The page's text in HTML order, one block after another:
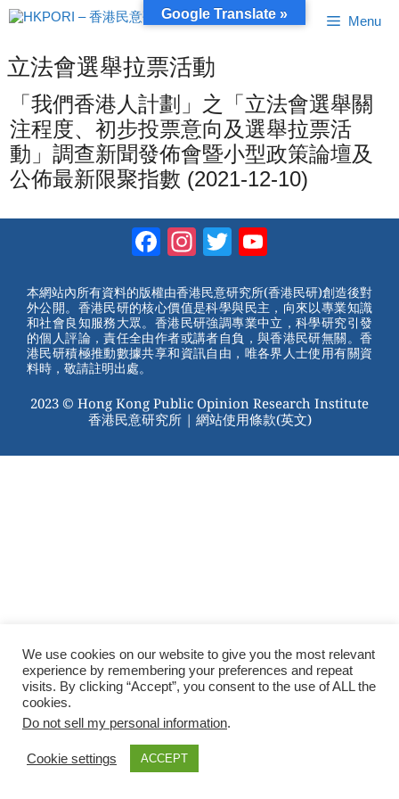
跳
至
容
Menu
立法會選舉拉票活動
「我們香港人計劃」之「立法會選舉關
注程度、初步投票意向及選舉拉票活
動」調查新聞發佈會暨小型政策論壇及
公佈最新限聚指數 (2021-12-10)
Facebook
Instagram
Twitter
本網站內所有資料的版權由香港民意研究所(香港民研)創造後對
外公開。香港民研的核心價值是科學與民主，向來以專業知識
和社會良知服務大眾。香港民研強調專業中立，科學研究引發
的個人評論，責任全由作者或講者自負，與香港民研無關。香
港民研積極推動數據共享和資訊自由，唯各界人士使用有關資
料時，敬請註明出處。
2023 © Hong Kong Public Opinion Research Institute
香港民意研究所 | 網站使用條款(英文)
We use cookies on our website to give you the most relevant
experience by remembering your preferences and repeat
visits. By clicking “Accept”, you consent to the use of ALL the
cookies.
Do not sell my personal information.
Cookie settings ACCEPT
Google Translate »